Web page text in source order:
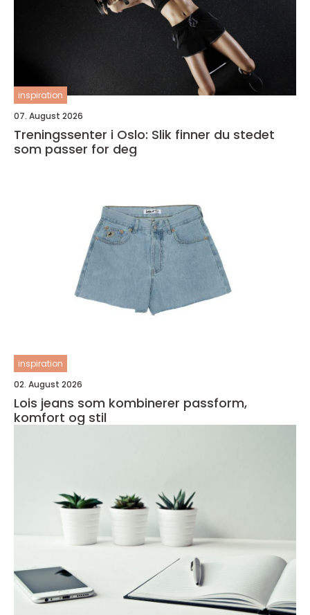
inspiration
07. August 2026
Treningssenter i Oslo: Slik finner du stedet
som passer for deg
inspiration
02. August 2026
Lois jeans som kombinerer passform,
komfort og stil